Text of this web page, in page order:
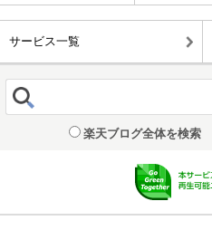
サービス一覧
楽天ブログ全体を検索